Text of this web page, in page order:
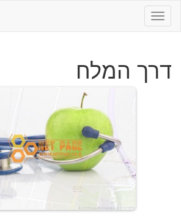
דרך
המלח
9810157
-
רפואה
דרך המלח